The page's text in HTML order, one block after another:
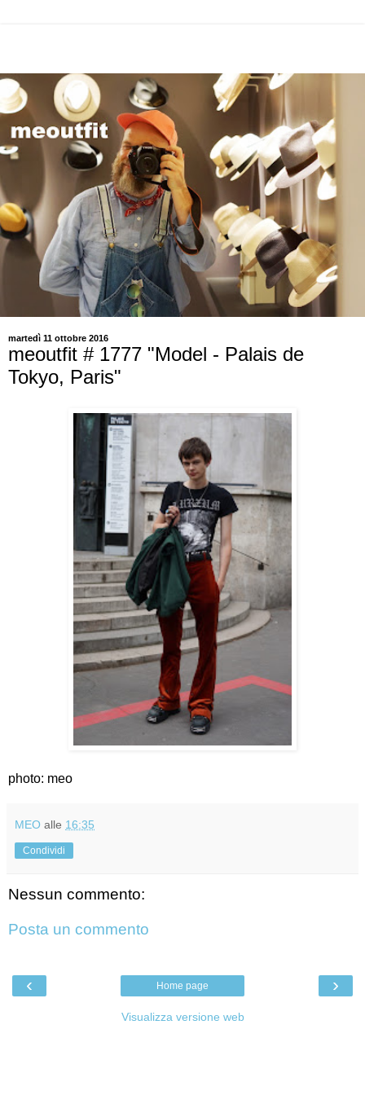
martedì 11 ottobre 2016
meoutfit # 1777 "Model - Palais de
Tokyo, Paris"
photo: meo
MEO alle 16:35
Condividi
Nessun commento:
Posta un commento
‹ ›
Home page
Visualizza versione web